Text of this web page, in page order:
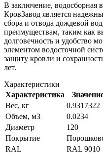
В заключение, водосборная
КровЗавод является
сбора и отвода дождевой
преимуществам, таким как
долговечность и удобство
элементом водосточной
защиту кровли и
лет.
Характеристики
Характеристика
Вес, кг
0.9317322
Объем, м3
0.0234
Диаметр
120
Покрытие
RAL
RAL 9010